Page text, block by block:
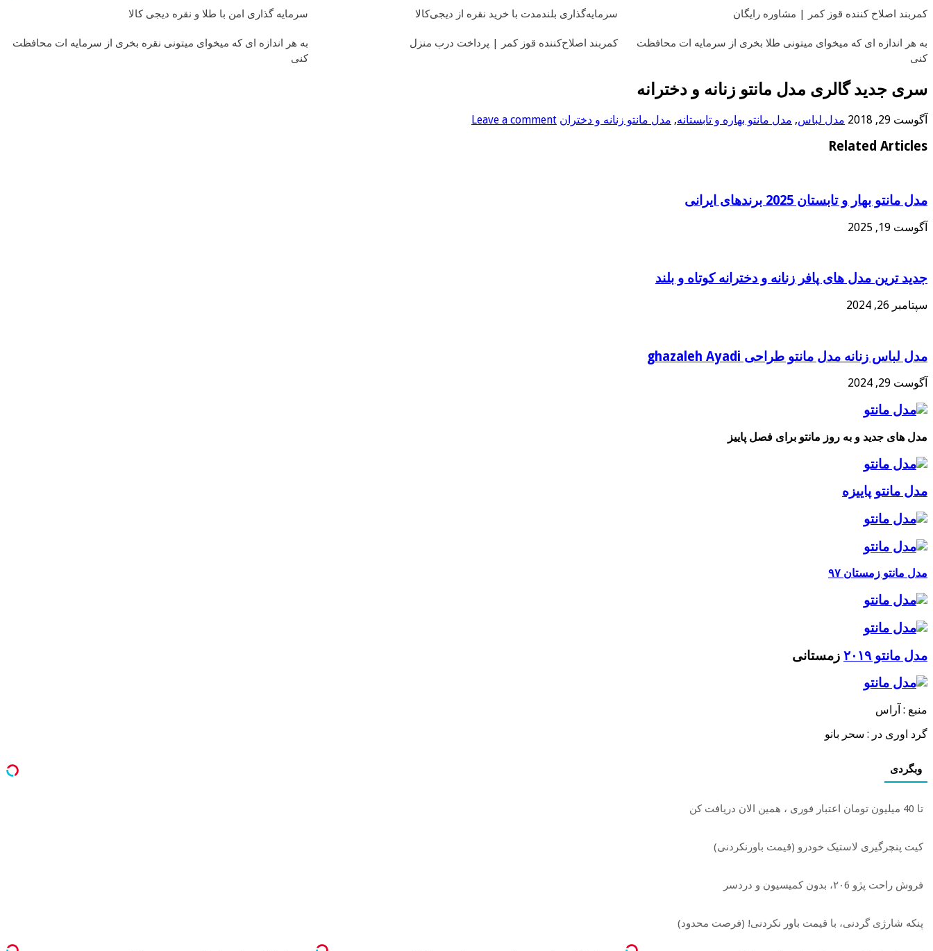
کمربند اصلاح کننده قوز کمر | مشاوره رایگان سرمایه‌گذاری بلندمدت با خرید نقره از دیجی‌کالا سرمایه گذاری امن با طلا و نقره دیجی کالا
به هر اندازه ای که میخوای میتونی طلا بخری از سرمایه ات محافظت
کنی
کمربند اصلاح‌کننده قوز کمر | پرداخت درب منزل
به هر اندازه ای که میخوای میتونی نقره بخری از سرمایه ات محافظت
کنی
سری جدید گالری مدل مانتو زنانه و دخترانه
آگوست 29, 2018 مدل لباس, مدل مانتو بهاره و تابستانه, مدل مانتو زنانه و دختران Leave a comment
Related Articles
مدل مانتو بهار و تابستان 2025 برندهای ایرانی
آگوست 19, 2025
جدید ترین مدل های پافر زنانه و دخترانه کوتاه و بلند
سپتامبر 26, 2024
مدل لباس زنانه مدل مانتو طراحی ghazaleh Ayadi
آگوست 29, 2024
مدل های جدید و به روز مانتو برای فصل پاییز
مدل مانتو پاییزه
مدل مانتو زمستان ۹۷
مدل مانتو ۲۰۱۹ زمستانی
منبع : آراس
گرد اوری در : سحر بانو
وبگردی
تا 40 میلیون تومان اعتبار فوری ، همین الان دریافت کن
کیت پنچرگیری لاستیک خودرو (قیمت باورنکردنی)
فروش راحت پژو ۲۰6، بدون کمیسیون و دردسر
پنکه شارژی گردنی، با قیمت باور نکردنی! (فرصت محدود)